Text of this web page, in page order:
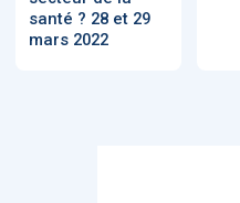
santé ? 28 et 29
mars 2022